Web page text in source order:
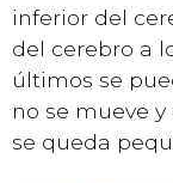
inferior del
del cerebro a
últimos se
no se mueve
se queda